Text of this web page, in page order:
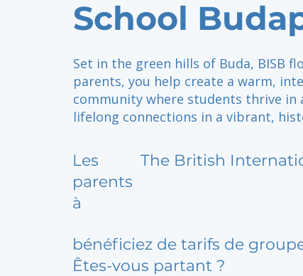
School
Set in the green hills of Buda, BISB
parents, you help create a warm,
community where students thrive in
lifelong connections in a vibrant,
Les
parents
à
The British
bénéficiez de tarifs de
Êtes-vous partant ?